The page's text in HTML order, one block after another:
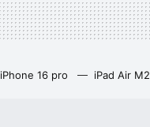
iPhone 16 pro iPad Air